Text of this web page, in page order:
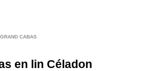
GRAND CABAS
en lin Céladon